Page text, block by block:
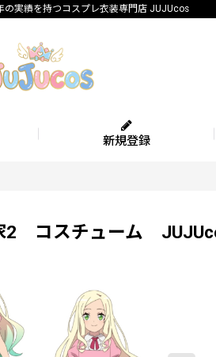
の実績を持つコスプレ衣装専門店 JUJUcos
新規登録
2 コスチューム